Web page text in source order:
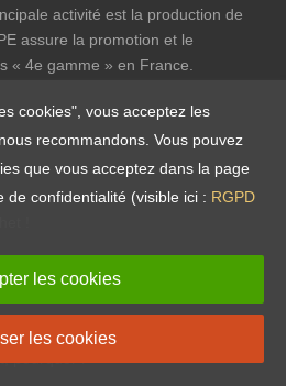
activité est la production de
assure la promotion et le
« 4e gamme » en France.
!
pourquoi ?
cookies", vous acceptez les
recommandons. Vous pouvez
que vous acceptez dans la page
de confidentialité (visible ici : RGPD
les cookies
les cookies